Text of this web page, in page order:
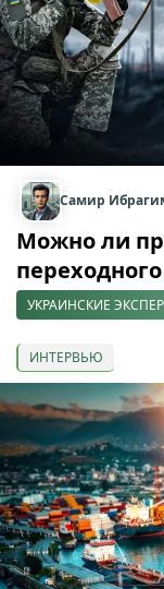
Самир
Можно ли
УКРАИНСКИЕ
ИНТЕРВЬЮ